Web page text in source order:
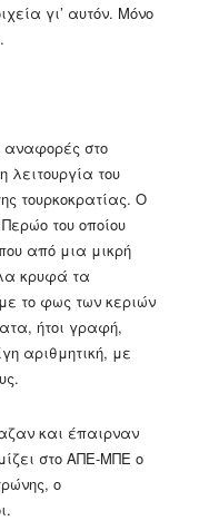
γι’ αυτόν. Μόνο
αναφορές στο
λειτουργία του
τουρκοκρατίας. Ο
του οποίου
από μια μικρή
κρυφά τα
το φως των κεριών
ήτοι γραφή,
αριθμητική, με
και έπαιρναν
στο ΑΠΕ-ΜΠΕ ο
ο